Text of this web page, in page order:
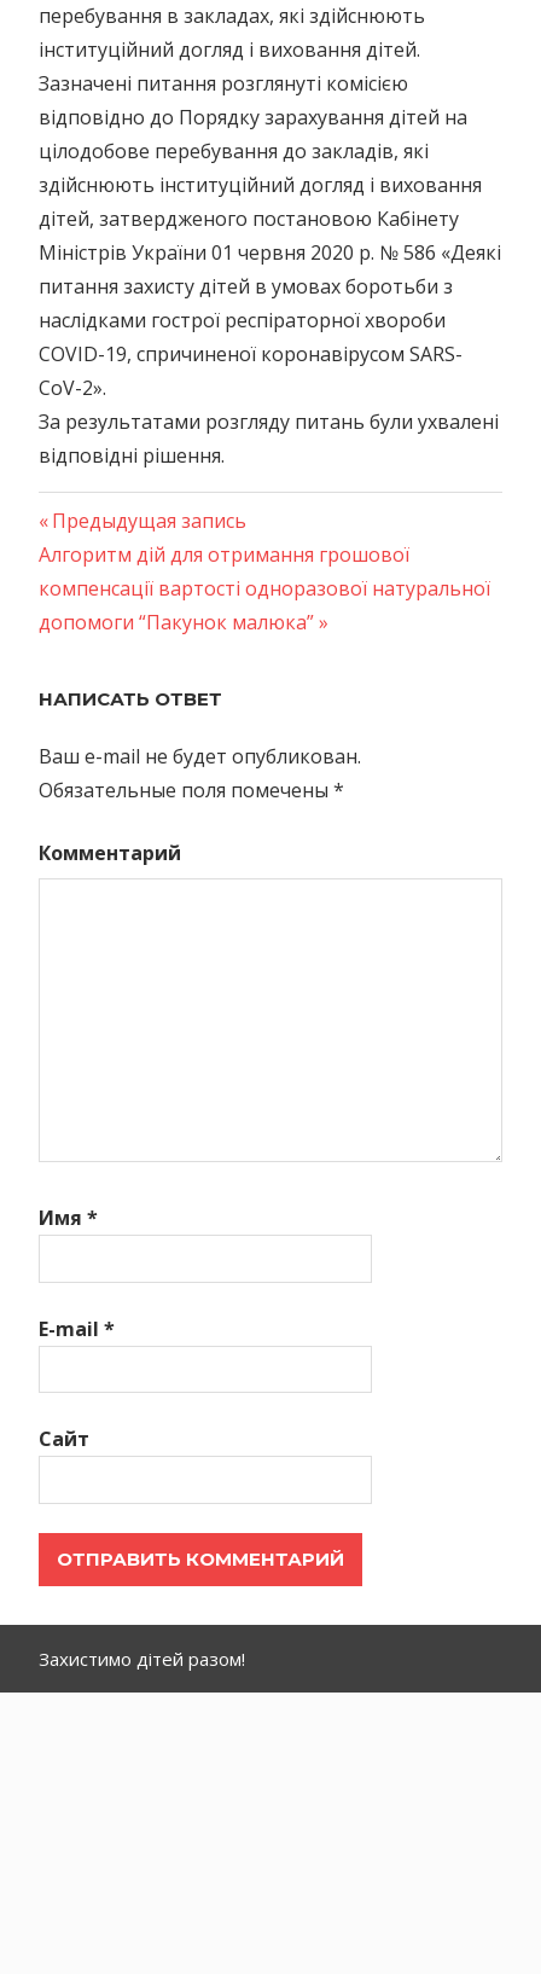
перебування в закладах, які здійснюють
інституційний догляд і виховання дітей.
Зазначені питання розглянуті комісією
відповідно до Порядку зарахування дітей на
цілодобове перебування до закладів, які
здійснюють інституційний догляд і виховання
дітей, затвердженого постановою Кабінету
Міністрів України 01 червня 2020 р. № 586 «Деякі
питання захисту дітей в умовах боротьби з
наслідками гострої респіраторної хвороби
COVID-19, спричиненої коронавірусом SARS-
CoV-2».
За результатами розгляду питань були ухвалені
відповідні рішення.
Навигация
по
Предыдущая
запись:
Предыдущая запись
Следующая
запись:
Алгоритм дій для отримання грошової
компенсації вартості одноразової натуральної
допомоги “Пакунок малюка”
НАПИСАТЬ ОТВЕТ
Ваш e-mail не будет опубликован.
Обязательные поля помечены *
Комментарий
Имя *
E-mail *
Сайт
Захистимо дітей разом!